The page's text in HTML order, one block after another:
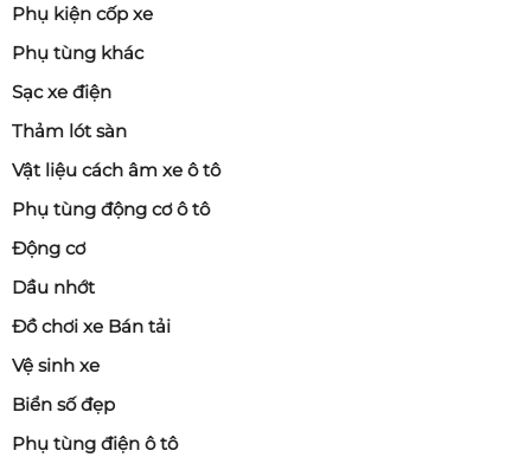
Phụ kiện cốp xe
Phụ tùng khác
Sạc xe điện
Thảm lót sàn
Vật liệu cách âm xe ô tô
Phụ tùng động cơ ô tô
Động cơ
Dầu nhớt
Đồ chơi xe Bán tải
Vệ sinh xe
Biển số đẹp
Phụ tùng điện ô tô